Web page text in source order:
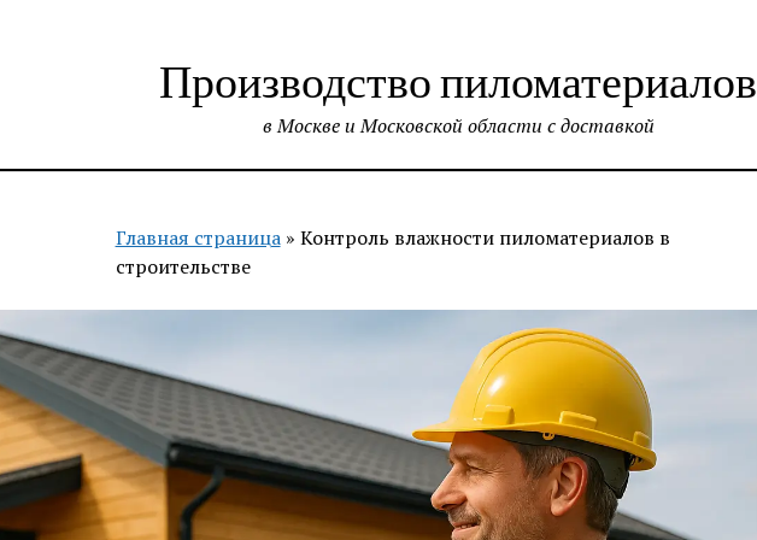
Производство пиломатериалов
в Москве и Московской области с доставкой
Главная страница» Контроль влажности пиломатериалов в
строительстве